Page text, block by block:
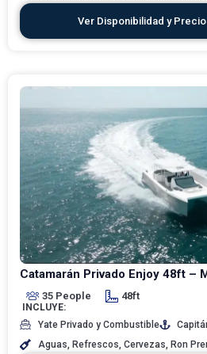
Ver Disponibilidad y
Catamarán Privado Enjoy 48ft –
35 People 48ft
INCLUYE:
Yate Privado y Combustible
Aguas, Refrescos, Cervezas, Ron